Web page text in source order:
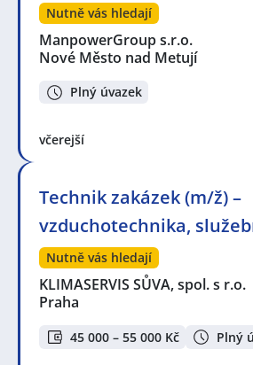
Nutně vás hledají
ManpowerGroup s.r.o.
Nové Město nad Metují
Plný úvazek
včerejší
Technik zakázek (m/ž) –
vzduchotechnika,
Nutně vás hledají
KLIMASERVIS SŮVA, spol. s r.o.
Praha
45 000 – 55 000 Kč Plný